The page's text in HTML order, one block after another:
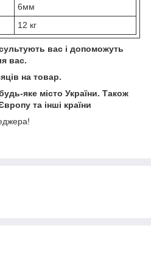
6мм
12 кг
вас і допоможуть
вас.
на товар.
яке місто України. Також
та інші країни